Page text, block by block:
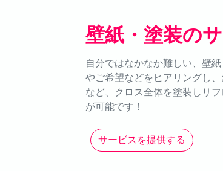
壁紙・塗装の
自分ではなかなか難しい、壁
やご希望などをヒアリングし
など、クロス全体を塗装しリ
が可能です！
サービスを提供する